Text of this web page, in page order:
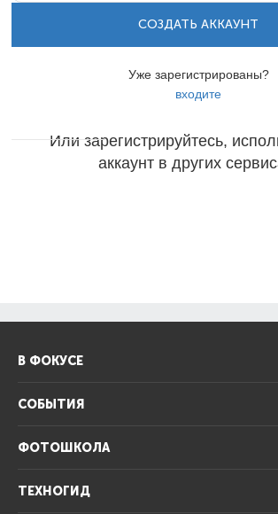
СОЗДАТЬ АККАУНТ
Уже зарегистрированы?
входите
Или зарегистрируйтесь,
аккаунт в других
В ФОКУСЕ
СОБЫТИЯ
ФОТОШКОЛА
ТЕХНОГИД